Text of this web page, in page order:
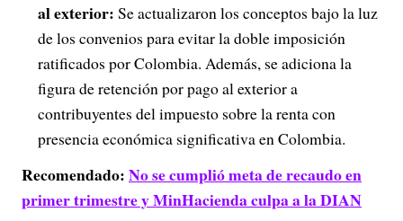
al exterior: Se actualizaron los conceptos bajo la luz
de los convenios para evitar la doble imposición
ratificados por Colombia. Además, se adiciona la
figura de retención por pago al exterior a
contribuyentes del impuesto sobre la renta con
presencia económica significativa en Colombia.
Recomendado:No se cumplió meta de recaudo en
primer trimestre y MinHacienda culpa a la DIAN